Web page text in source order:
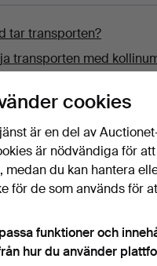
tar transporten?
transporten med
sälja saker?
se att Auctionet.com
jag inte komplettera mina
utropspris?
kund på Auctionet.com?
cookies
är en del av
är nödvändiga för
medan du kan hantera
för de som används för
funktioner och
hur du använder